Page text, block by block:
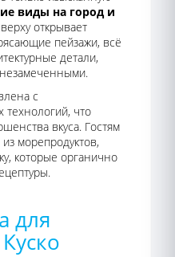
виды на город и
открывает
пейзажи, всё
детали,
с
технологий, что
вкуса. Гостям
морепродуктов,
которые органично
для